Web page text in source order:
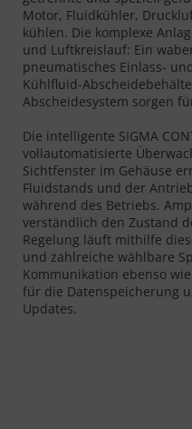
Motor, Fluidkühler,
kühlen. Die komplexe
und Luftkreislauf: Ein
pneumatisches Einlass-
Kühlfluid-
Abscheidesystem sorgen
Die intelligente SIGMA
vollautomatisierte
Sichtfenster im Gehäuse
Fluidstands und der
während des Betriebs.
verständlich den Zustand
Regelung läuft mithilfe
und zahlreiche wählbare
Kommunikation ebenso
für die Datenspeicherung
Updates.